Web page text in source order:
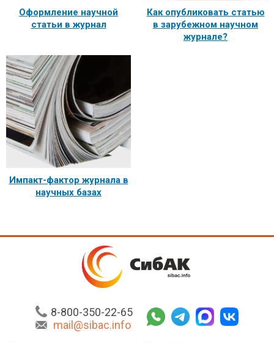
Оформление научной
статьи в журнал
Как опубликовать статью
в зарубежном научном
журнале?
Импакт-фактор журнала в
научных базах
8-800-350-22-65
mail@sibac.info